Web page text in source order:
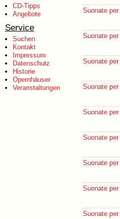
CD-Tipps
Angebote
Service
Suchen
Kontakt
Impressum
Datenschutz
Historie
Opernhäuser
Veranstaltungen
Suonate
Suonate
Suonate
Suonate
Suonate
Suonate
Suonate
Suonate
Suonate